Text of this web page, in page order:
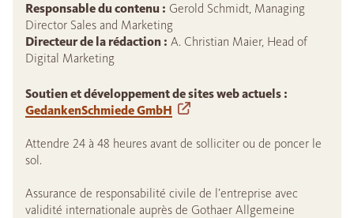
Responsable du contenu : Gerold Schmidt, Managing
Director Sales and Marketing
Directeur de la rédaction : A. Christian Maier, Head of
Digital Marketing
Soutien et développement de sites web actuels :
GedankenSchmiede GmbH
Attendre 24 à 48 heures avant de solliciter ou de poncer le
sol.
Assurance de responsabilité civile de l’entreprise avec
validité internationale auprès de Gothaer Allgemeine